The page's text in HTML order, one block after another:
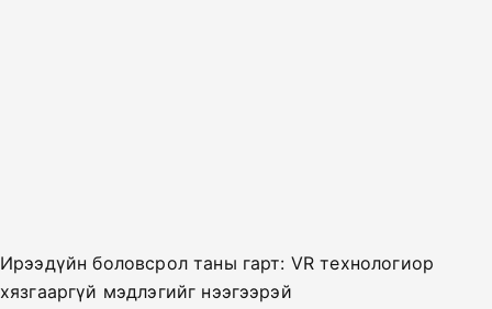
Ирээдүйн боловсрол таны гарт: VR технологиор
хязгааргүй мэдлэгийг нээгээрэй